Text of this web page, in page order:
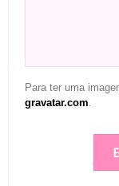
Para ter uma
gravatar.com.